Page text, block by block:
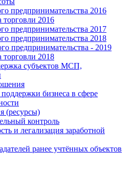
предпринимательства 2016
торговли 2016
предпринимательства 2017
предпринимательства 2018
предпринимательства - 2019
торговли 2018
субъектов МСП,
бизнеса в сфере
(ресурсы)
контроль
и легализация заработной
ранее учтённых объектов